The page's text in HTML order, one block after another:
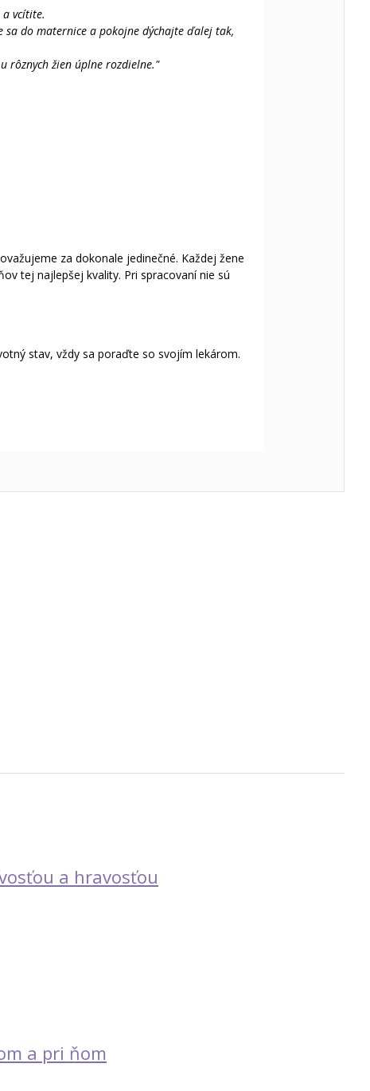
vcítite.
sa do maternice a pokojne dýchajte ďalej tak,
rôznych žien úplne rozdielne."
za dokonale jedinečné. Každej žene
tej najlepšej kvality. Pri spracovaní nie sú
stav, vždy sa poraďte so svojím lekárom.
a hravosťou
a pri ňom